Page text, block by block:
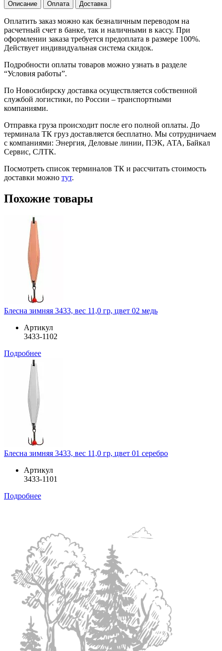
Описание Оплата Доставка
Оплатить заказ можно как безналичным переводом на
расчетный счет в банке, так и наличными в кассу. При
оформлении заказа требуется предоплата в размере 100%.
Действует индивидуальная система скидок.
Подробности оплаты товаров можно узнать в разделе
“Условия работы”.
По Новосибирску доставка осуществляется собственной
службой логистики, по России – транспортными
компаниями.
Отправка груза происходит после его полной оплаты. До
терминала ТК груз доставляется бесплатно. Мы сотрудничаем
с компаниями: Энергия, Деловые линии, ПЭК, АТА, Байкал
Сервис, СЛТК.
Посмотреть список терминалов ТК и рассчитать стоимость
доставки можно тут.
Похожие товары
Блесна зимняя 3433, вес 11,0 гр, цвет 02 медь
Артикул
3433-1102
Подробнее
Блесна зимняя 3433, вес 11,0 гр, цвет 01 серебро
Артикул
3433-1101
Подробнее